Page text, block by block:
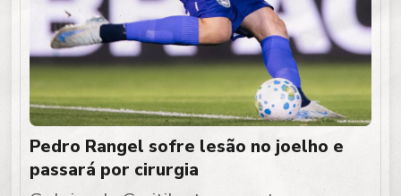
Pedro Rangel sofre lesão no joelho e
passará por cirurgia